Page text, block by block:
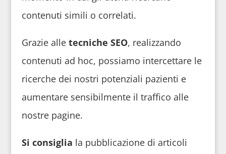
contenuti simili o correlati.
Grazie alle tecniche SEO, realizzando
contenuti ad hoc, possiamo intercettare le
ricerche dei nostri potenziali pazienti e
aumentare sensibilmente il traffico alle
nostre pagine.
Si consiglia la pubblicazione di articoli